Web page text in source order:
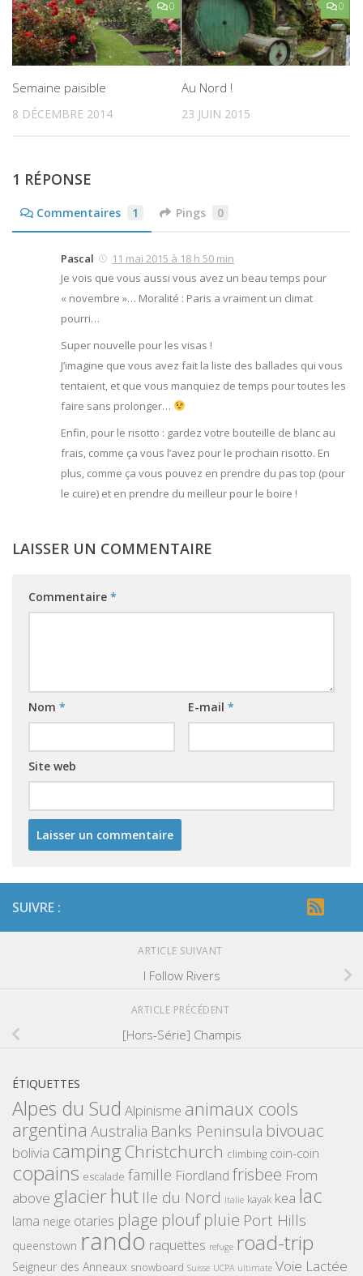
0
Semaine paisible
8 DÉCEMBRE 2014
0
Au Nord !
23 JUIN 2015
1 RÉPONSE
Commentaires 1 Pings 0
Pascal
11 mai 2015 à 18 h 50 min
Je vois que vous aussi vous avez un beau temps pour
« novembre »… Moralité : Paris a vraiment un climat
pourri…
Super nouvelle pour les visas !
J’imagine que vous avez fait la liste des ballades qui vous
tentaient, et que vous manquiez de temps pour toutes les
faire sans prolonger…
Enfin, pour le risotto : gardez votre bouteille de blanc au
frais, comme ça vous l’avez pour le prochain risotto. En
plus, comme ça vous pouvez en prendre du pas top (pour
le cuire) et en prendre du meilleur pour le boire !
LAISSER UN COMMENTAIRE
Commentaire *
Nom * E-mail *
Site web
SUIVRE :
ARTICLE SUIVANT
I Follow Rivers
ARTICLE PRÉCÉDENT
[Hors-Série] Champis
ÉTIQUETTES
Alpes du Sud Alpinisme animaux cools
argentina Australia Banks Peninsula bivouac
bolivia camping Christchurch climbing coin-coin
copains escalade famille Fiordland frisbee From
above glacierhut Ile du Nord Italie kayak kea lac
lama neige otaries plage plouf pluie Port Hills
queenstown rando raquettes refuge road-trip
Seigneur des Anneaux snowboard Suisse UCPA ultimate Voie Lactée